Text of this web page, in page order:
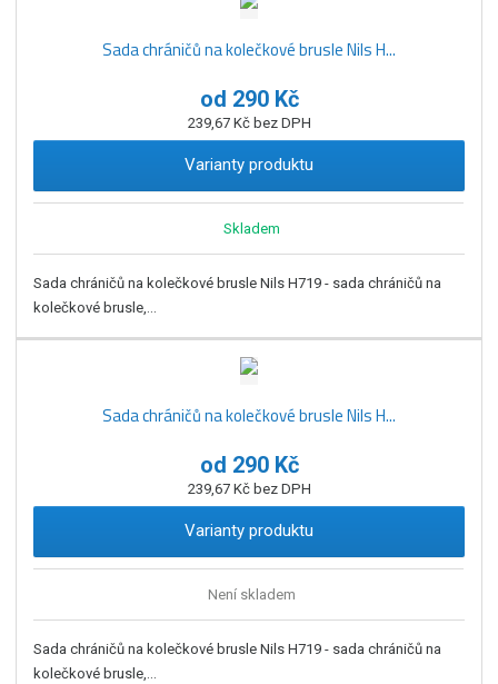
Sada chráničů na kolečkové brusle Nils H...
od 290 Kč
239,67 Kč bez DPH
Varianty produktu
Skladem
Sada chráničů na kolečkové brusle Nils H719 - sada chráničů na
kolečkové brusle,...
Sada chráničů na kolečkové brusle Nils H...
od 290 Kč
239,67 Kč bez DPH
Varianty produktu
Není skladem
Sada chráničů na kolečkové brusle Nils H719 - sada chráničů na
kolečkové brusle,...